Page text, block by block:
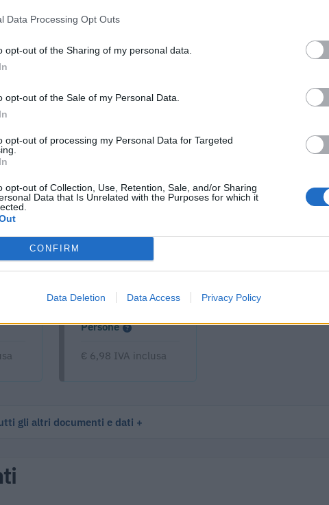
Data Processing Opt Outs
opt-out of the Sharing of my personal data.
opt-out of the Sale of my Personal Data.
opt-out of processing my Personal Data for Targeted
opt-out of Collection, Use, Retention, Sale, and/or Sharing
Data that Is Unrelated with the Purposes for which it
CONFIRM
Data Deletion Data Access Privacy Policy
e servizi disponibili →
Visure Camerali -
Persone
€ 6,98 IVA inclusa
gli altri documenti e dati